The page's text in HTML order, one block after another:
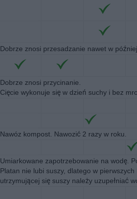
Dobrze znosi przesadzanie nawet w
Dobrze znosi przycinanie.
Cięcie wykonuje się w dzień suchy i bez
Nawóz kompost. Nawozić 2 razy w roku.
Umiarkowane zapotrzebowanie na wodę.
Platan nie lubi suszy, dlatego w
utrzymującej się suszy należy uzupełniać